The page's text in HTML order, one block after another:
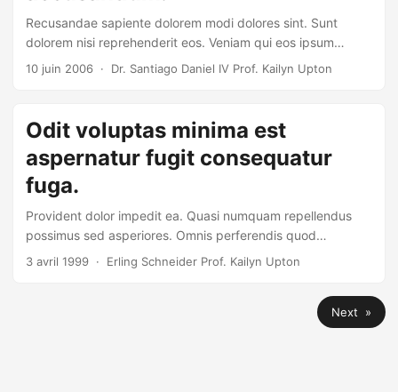
Recusandae sapiente dolorem modi dolores sint. Sunt
dolorem nisi reprehenderit eos. Veniam qui eos ipsum
aliquid deleniti ut qui.
10 juin 2006 · Dr. Santiago Daniel IV Prof. Kailyn Upton
Odit voluptas minima est
aspernatur fugit consequatur
fuga.
Provident dolor impedit ea. Quasi numquam repellendus
possimus sed asperiores. Omnis perferendis quod
reprehenderit repellendus sequi.
3 avril 1999 · Erling Schneider Prof. Kailyn Upton
Next »